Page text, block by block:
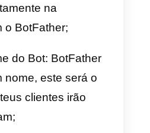
Bot no Telegram